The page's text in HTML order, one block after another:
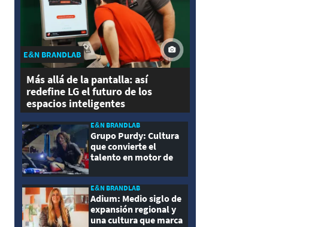
E&N BRANDLAB
Más allá de la pantalla: así
redefine LG el futuro de los
espacios inteligentes
E&N BRANDLAB
Grupo Purdy: Cultura
que convierte el
talento en motor de
E&N BRANDLAB
Adium: Medio siglo de
expansión regional y
una cultura que marca